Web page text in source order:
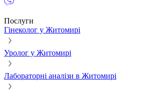
Послуги
Гінеколог у Житомирі
Уролог у Житомирі
Лабораторні аналізи в Житомирі